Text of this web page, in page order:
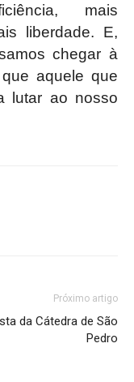
mais
liberdade. E,
chegar à
aquele que
lutar ao nosso
Próximo artigo
da Cátedra de São
Pedro